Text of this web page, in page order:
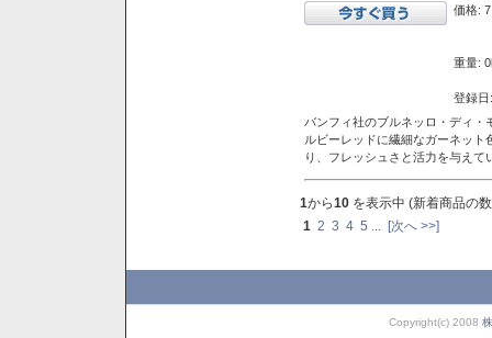
価格:
重量:
登録
バンフィ社のブルネッロ・ディ
ルビーレッドに繊細なガーネッ
り、フレッシュさと活力を与え
1から10 を表示中 (新着商品の
1 2 3 4 5 [次へ >>]
Copyright(c) 2008